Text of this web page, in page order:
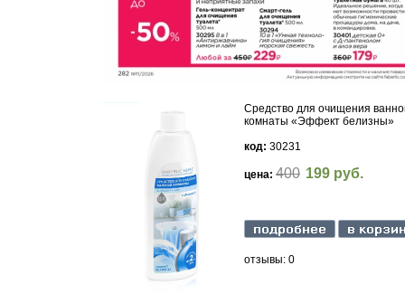
Средство для очищения
комнаты «Эффект белизны»
код: 30231
цена: 400 199 руб.
отзывы: 0